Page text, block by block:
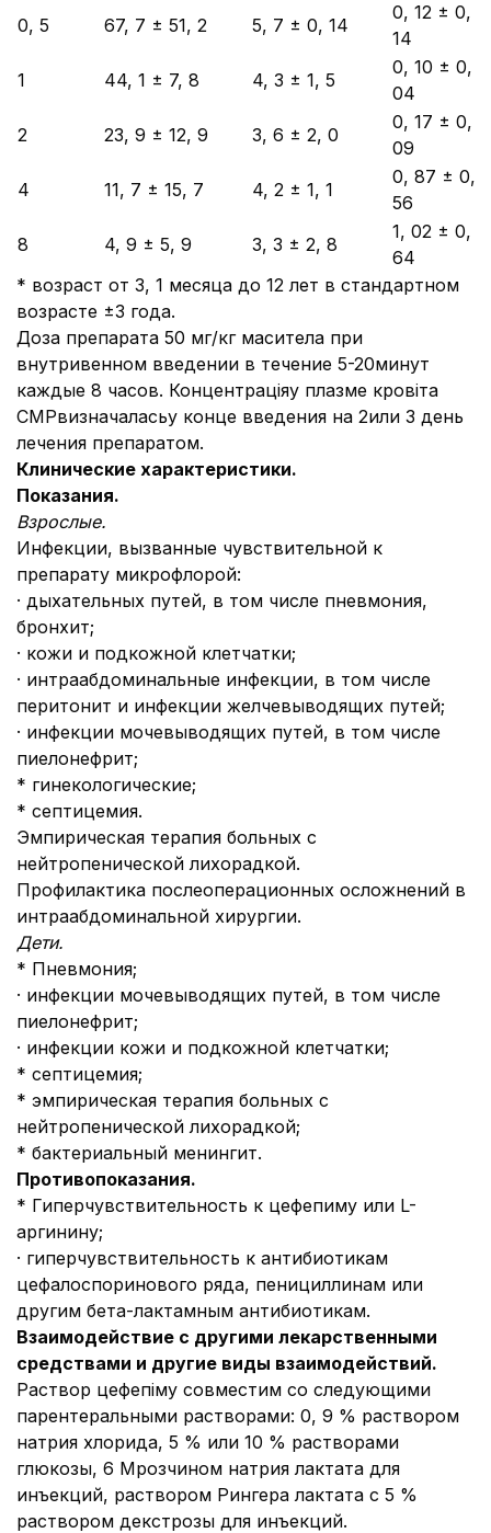
0, 5 67, 7 ± 51, 2 5, 7 ± 0, 14
0, 12 ± 0,
14
1
44, 1 ± 7, 8 4, 3 ± 1, 5
0, 10 ± 0,
04
2
23, 9 ± 12, 9 3, 6 ± 2, 0
0, 17 ± 0,
09
4
11, 7 ± 15, 7 4, 2 ± 1, 1
0, 87 ± 0,
56
8
4, 9 ± 5, 9 3, 3 ± 2, 8
1, 02 ± 0,
64
* возраст от 3, 1 месяца до 12 лет в стандартном
возрасте ±3 года.
Доза препарата 50 мг/кг маситела при
внутривенном введении в течение 5-20минут
каждые 8 часов. Концентраціяу плазме кровіта
СМРвизначаласьу конце введения на 2или 3 день
лечения препаратом.
Клинические характеристики.
Показания.
Взрослые.
Инфекции, вызванные чувствительной к
препарату микрофлорой:
· дыхательных путей, в том числе пневмония,
бронхит;
· кожи и подкожной клетчатки;
· интраабдоминальные инфекции, в том числе
перитонит и инфекции желчевыводящих путей;
· инфекции мочевыводящих путей, в том числе
пиелонефрит;
* гинекологические;
* септицемия.
Эмпирическая терапия больных с
нейтропенической лихорадкой.
Профилактика послеоперационных осложнений в
интраабдоминальной хирургии.
Дети.
* Пневмония;
· инфекции мочевыводящих путей, в том числе
пиелонефрит;
· инфекции кожи и подкожной клетчатки;
* септицемия;
* эмпирическая терапия больных с
нейтропенической лихорадкой;
* бактериальный менингит.
Противопоказания.
* Гиперчувствительность к цефепиму или L-
аргинину;
· гиперчувствительность к антибиотикам
цефалоспоринового ряда, пенициллинам или
другим бета-лактамным антибиотикам.
Взаимодействие с другими лекарственными
средствами и другие виды взаимодействий.
Раствор цефепіму совместим со следующими
парентеральными растворами: 0, 9 % раствором
натрия хлорида, 5 % или 10 % растворами
глюкозы, 6 Мрозчином натрия лактата для
инъекций, раствором Рингера лактата с 5 %
раствором декстрозы для инъекций.